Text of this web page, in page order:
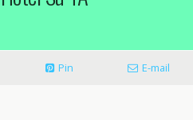
Pin E-mail